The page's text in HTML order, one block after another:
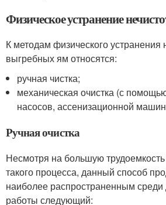
Физическое устранение
К методам физического устранения
выгребных ям относятся:
ручная чистка;
механическая очистка (с
насосов, ассенизационной
Ручная очистка
Несмотря на большую
такого процесса, данный способ
наиболее распространенным среди
работы следующий: